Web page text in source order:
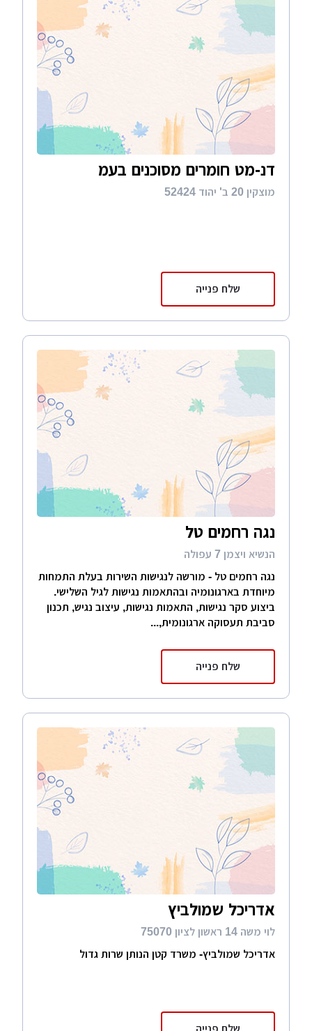
דנ-מט חומרים מסוכנים בעמ
מוצקין 20 ב' יהוד 52424
שלח פנייה
נגה רחמים טל
הנשיא ויצמן 7 עפולה
נגה רחמים טל - מורשה לנגישות השירות בעלת התמחות
מיוחדת בארגונומיה ובהתאמות נגישות לגיל השלישי.
ביצוע סקר נגישות, התאמות נגישות, עיצוב נגיש, תכנון
סביבת תעסוקה ארגונומית,...
שלח פנייה
אדריכל שמולביץ
לוי משה 14 ראשון לציון 75070
אדריכל שמולביץ- משרד קטן הנותן שרות גדול
שלח פנייה